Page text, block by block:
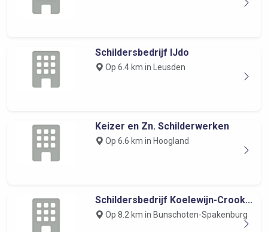
Schildersbedrijf IJdo
Op 6.4 km in Leusden
Keizer en Zn. Schilderwerken
Op 6.6 km in Hoogland
Schildersbedrijf Koelewijn-Crook...
Op 8.2 km in Bunschoten-Spakenburg